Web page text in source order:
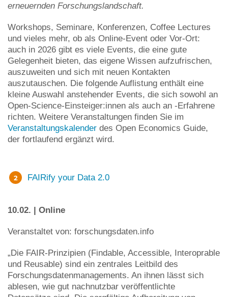
erneuernden Forschungslandschaft.
Workshops, Seminare, Konferenzen, Coffee Lectures
und vieles mehr, ob als Online-Event oder Vor-Ort:
auch in 2026 gibt es viele Events, die eine gute
Gelegenheit bieten, das eigene Wissen aufzufrischen,
auszuweiten und sich mit neuen Kontakten
auszutauschen. Die folgende Auflistung enthält eine
kleine Auswahl anstehender Events, die sich sowohl an
Open-Science-Einsteiger:innen als auch an -Erfahrene
richten. Weitere Veranstaltungen finden Sie im
Veranstaltungskalender des Open Economics Guide,
der fortlaufend ergänzt wird.
FAIRify your Data 2.0
10.02. | Online
Veranstaltet von: forschungsdaten.info
„Die FAIR-Prinzipien (Findable, Accessible, Interoprable
und Reusable) sind ein zentrales Leitbild des
Forschungsdatenmanagements. An ihnen lässt sich
ablesen, wie gut nachnutzbar veröffentlichte